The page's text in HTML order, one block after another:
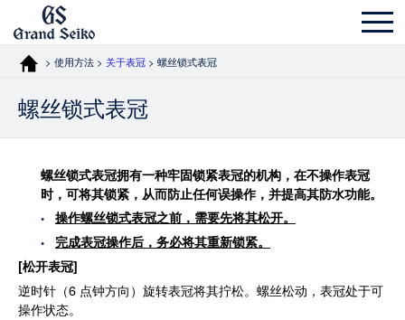
> 使用方法 > 关于表冠 > 螺丝锁式表冠
螺丝锁式表冠
螺丝锁式表冠拥有一种牢固锁紧表冠的机构，在不操作表冠
时，可将其锁紧，从而防止任何误操作，并提高其防水功能。
操作螺丝锁式表冠之前，需要先将其松开。
完成表冠操作后，务必将其重新锁紧。
[松开表冠]
逆时针（6 点钟方向）旋转表冠将其拧松。螺丝松动，表冠处于可
操作状态。